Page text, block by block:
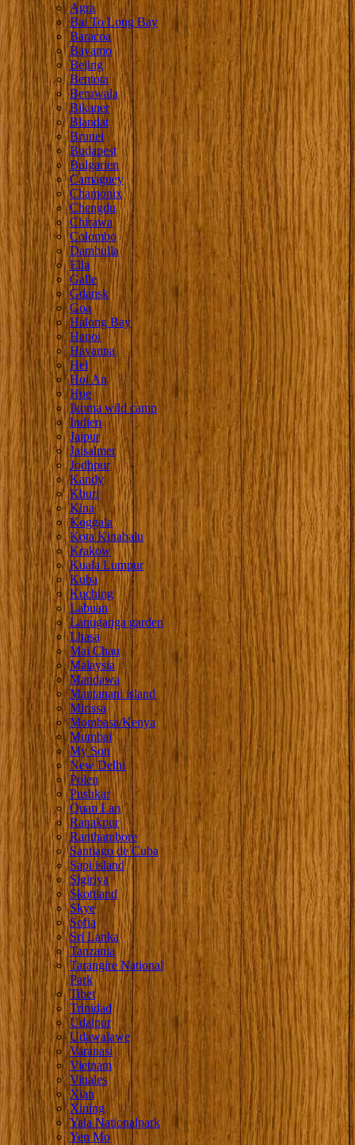
Agra
Bai To Long Bay
Baracoa
Bayamo
Bejing
Bentota
Beruwala
Bikaner
Blandat
Brunei
Budapest
Bulgarien
Camaguey
Chamonix
Chengdu
Chirawa
Colombo
Dambulla
Ella
Galle
Gdansk
Goa
Halong Bay
Hanoi
Havanna
Hel
Hoi An
Hue
Ikoma wild camp
Indien
Jaipur
Jaisalmer
Jodhpur
Kandy
Khuri
Kina
Koggala
Kota Kinabalu
Krakow
Kuala Lumpur
Kuba
Kuching
Labuan
Lanuganga garden
Lhasa
Mai Chau
Malaysia
Mandawa
Mantanani island
Mirissa
Mombasa/Kenya
Mumbai
My Son
New Delhi
Polen
Pushkar
Quan Lan
Ranakpur
Ranthambore
Santiago de Cuba
Sapi island
Sigiriya
Skottland
Skye
Sofia
Sri Lanka
Tanzania
Tarangire National
Park
Tibet
Trinidad
Udaipur
Udawalawe
Varanasi
Vietnam
Vinales
Xian
Xining
Yala Nationalpark
Yen Mo